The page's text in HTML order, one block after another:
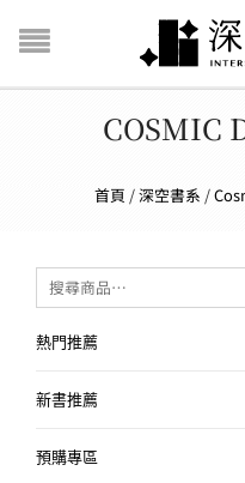
COSMIC
首頁 /深空書系 /
搜尋關鍵字:
熱門推薦
新書推薦
預購專區